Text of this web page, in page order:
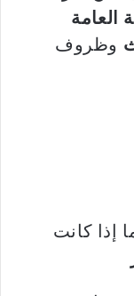
العامة
وظروف
إذا كانت